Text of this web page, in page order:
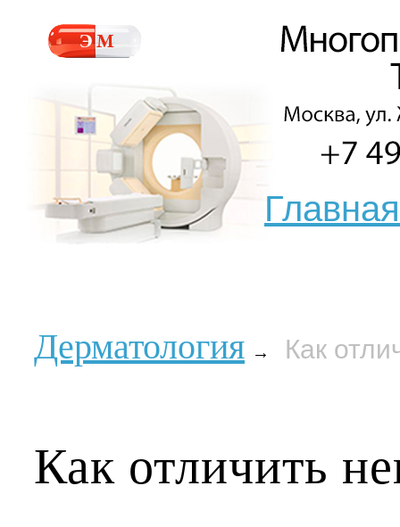
Главная
Дерматология → Как
Как отличить